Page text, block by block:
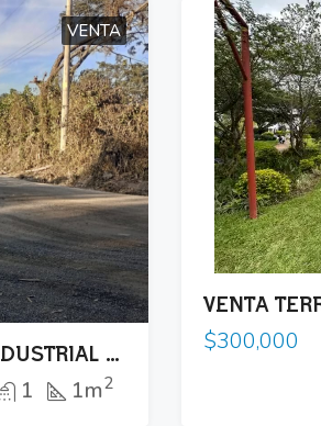
VENTA
VENTA TERRENO ZONA INDUSTRIAL LOURDES COLON
1 1m2
$300,000